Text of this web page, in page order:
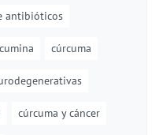
antibióticos
cúrcuma
cúrcuma y cáncer